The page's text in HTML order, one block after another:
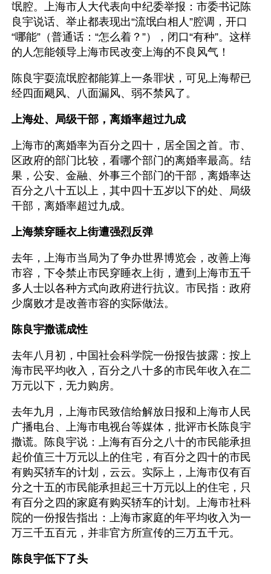
氓腔。上海市人大代表向中纪委举报：市委书记陈
良宇说话、举止都表现出“流氓白相人”腔调，开口
“哪能”（普通话：“怎么着？”），闭口“有种”。这样
的人怎能领导上海市民改变上海的不良风气！
陈良宇耍流氓腔都能算上一条罪状，可见上海帮已
经四面飓风、八面漏风、弱不禁风了。
上海处、局级干部，离婚率超过九成
上海市的离婚率为百分之四十，居全国之首。市、
区政府的部门比较，看哪个部门的离婚率最高。结
果，公安、金融、外事三个部门的干部，离婚率达
百分之八十五以上，其中四十五岁以下的处、局级
干部，离婚率超过九成。
上海禁穿睡衣上街遭强烈反弹
去年，上海市当局为了争办世界博览会，改善上海
市容，下令禁止市民穿睡衣上街，遭到上海市五千
多人士以各种方式向政府进行抗议。市民指：政府
少腐败才是改善市容的实际做法。
陈良宇撒谎成性
去年八月初，中国社会科学院一份报告披露：按上
海市民平均收入，百分之八十多的市民年收入在二
万元以下，无力购房。
去年九月，上海市民致信给解放日报和上海市人民
广播电台、上海市电视台等媒体，批评市长陈良宇
撒谎。陈良宇说：上海有百分之八十的市民能承担
起价值三十万元以上的住宅，有百分之四十的市民
有购买轿车的计划，云云。实际上，上海市仅有百
分之十五的市民能承担起三十万元以上的住宅，只
有百分之四的家庭有购买轿车的计划。上海市社科
院的一份报告指出：上海市家庭的年平均收入为一
万三千五百元，并非官方所宣传的三万五千元。
陈良宇低下了头